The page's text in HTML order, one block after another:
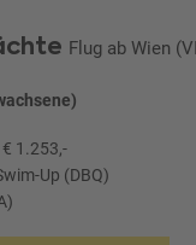
Flug ab Wien
1.253,-
Up (DBQ)